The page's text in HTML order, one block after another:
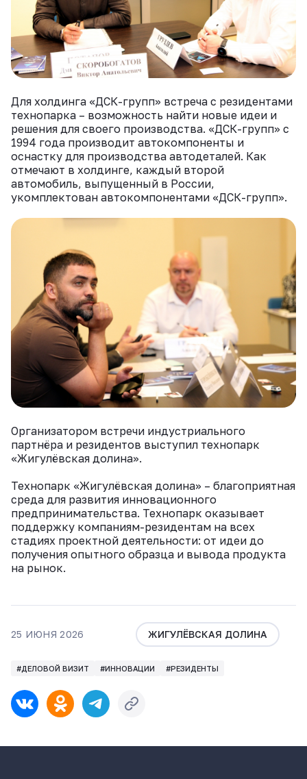
Для холдинга «ДСК-групп» встреча с резидентами
технопарка – возможность найти новые идеи и
решения для своего производства. «ДСК-групп» с
1994 года производит автокомпоненты и
оснастку для производства автодеталей. Как
отмечают в холдинге, каждый второй
автомобиль, выпущенный в России,
укомплектован автокомпонентами «ДСК-групп».
Организатором встречи индустриального
партнёра и резидентов выступил технопарк
«Жигулёвская долина».
Технопарк «Жигулёвская долина» – благоприятная
среда для развития инновационного
предпринимательства. Технопарк оказывает
поддержку компаниям-резидентам на всех
стадиях проектной деятельности: от идеи до
получения опытного образца и вывода продукта
на рынок.
ЖИГУЛЁВСКАЯ ДОЛИНА
25 ИЮНЯ 2026
#ДЕЛОВОЙ ВИЗИТ #ИННОВАЦИИ #РЕЗИДЕНТЫ